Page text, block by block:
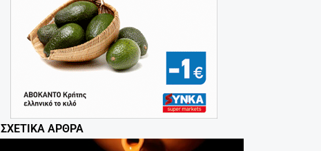
ΣΧΕΤΙΚΆ ΆΡΘΡΑ